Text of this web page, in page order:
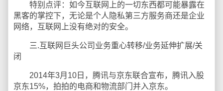
特别点评：如今互联网上的一切东西都可能暴露在
黑客的掌控下，无论是个人隐私第三方服务商还是企业
网络，互联网上没有绝对的安全。
三.互联网巨头公司业务重心转移/业务延伸扩展/关
闭
2014年3月10日，腾讯与京东联合宣布，腾讯入股
京东15%，拍拍的电商和物流部门并入京东。